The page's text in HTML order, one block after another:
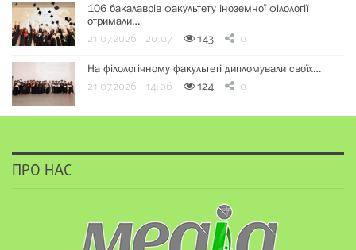
106 бакалаврів факультету іноземної філології
отримали…
21.07.2026 | 20:07 143 0
На філологічному факультеті дипломували своїх…
21.07.2026 | 14:06 124 0
ПРО НАС